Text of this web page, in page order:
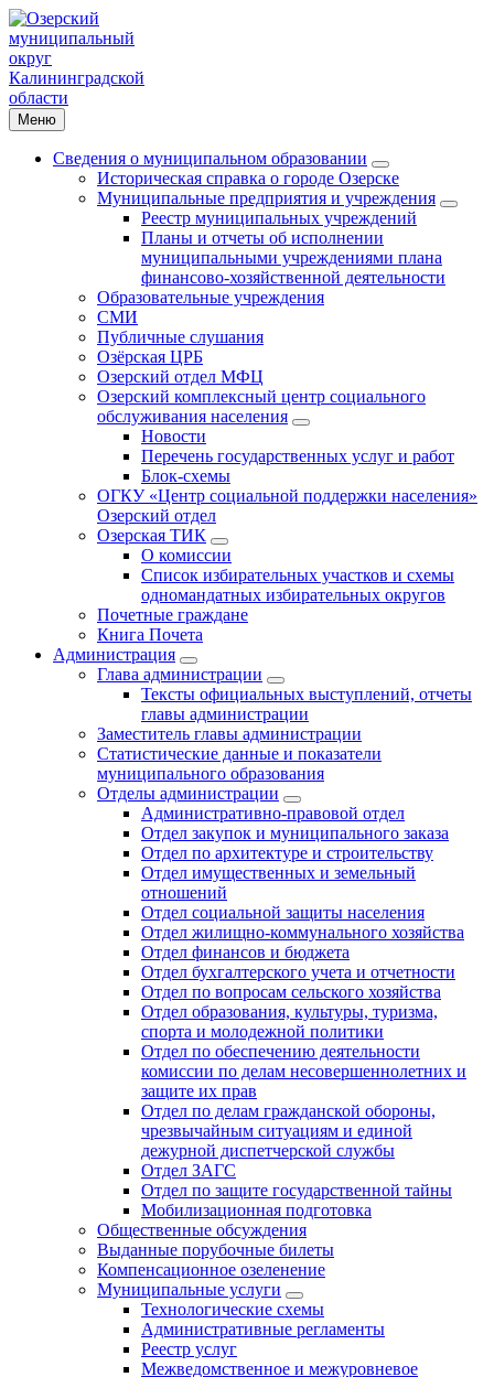
Меню
Сведения о муниципальном образовании
Историческая справка о городе Озерске
Муниципальные предприятия и учреждения
Реестр муниципальных учреждений
Планы и отчеты об исполнении
муниципальными учреждениями плана
финансово-хозяйственной деятельности
Образовательные учреждения
СМИ
Публичные слушания
Озёрская ЦРБ
Озерский отдел МФЦ
Озерский комплексный центр социального
обслуживания населения
Новости
Перечень государственных услуг и работ
Блок-схемы
ОГКУ «Центр социальной поддержки населения»
Озерский отдел
Озерская ТИК
О комиссии
Список избирательных участков и схемы
одномандатных избирательных округов
Почетные граждане
Книга Почета
Администрация
Глава администрации
Тексты официальных выступлений, отчеты
главы администрации
Заместитель главы администрации
Статистические данные и показатели
муниципального образования
Отделы администрации
Административно-правовой отдел
Отдел закупок и муниципального заказа
Отдел по архитектуре и строительству
Отдел имущественных и земельный
отношений
Отдел социальной защиты населения
Отдел жилищно-коммунального хозяйства
Отдел финансов и бюджета
Отдел бухгалтерского учета и отчетности
Отдел по вопросам сельского хозяйства
Отдел образования, культуры, туризма,
спорта и молодежной политики
Отдел по обеспечению деятельности
комиссии по делам несовершеннолетних и
защите их прав
Отдел по делам гражданской обороны,
чрезвычайным ситуациям и единой
дежурной диспетчерской службы
Отдел ЗАГС
Отдел по защите государственной тайны
Мобилизационная подготовка
Общественные обсуждения
Выданные порубочные билеты
Компенсационное озеленение
Муниципальные услуги
Технологические схемы
Административные регламенты
Реестр услуг
Межведомственное и межуровневое